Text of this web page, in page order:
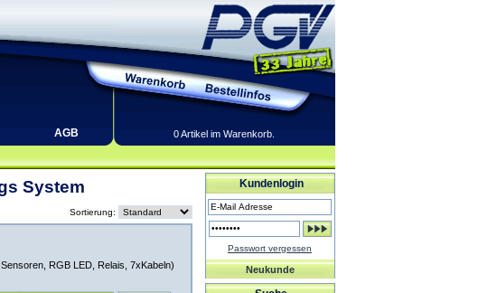
AGB 0 Artikel im Warenkorb.
System
Sortierung:
RGB LED, Relais, 7xKabeln)
Kundenlogin
Passwort vergessen
Neukunde